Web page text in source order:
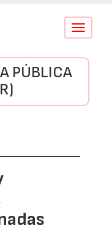
Conmutar
PÚBLICA